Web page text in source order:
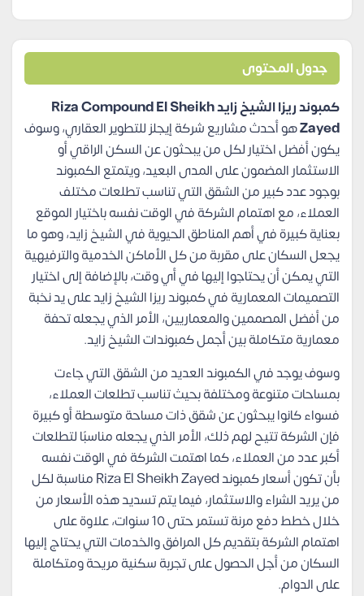
جدول المحتوى
كمبوند ريزا الشيخ زايد Riza Compound El Sheikh
Zayedهو أحدث مشاريع شركة إيجلز للتطوير العقاري، وسوف
يكون أفضل اختيار لكل من يبحثون عن السكن الراقي أو
الاستثمار المضمون على المدى البعيد، ويتمتع الكمبوند
بوجود عدد كبير من الشقق التي تناسب تطلعات مختلف
العملاء، مع اهتمام الشركة في الوقت نفسه باختيار الموقع
بعناية كبيرة في أهم المناطق الحيوية في الشيخ زايد، وهو ما
يجعل السكان على مقربة من كل الأماكن الخدمية والترفيهية
التي يمكن أن يحتاجوا إليها في أي وقت، بالإضافة إلى اختيار
التصميمات المعمارية في كمبوند ريزا الشيخ زايد على يد نخبة
من أفضل المصممين والمعماريين، الأمر الذي يجعله تحفة
معمارية متكاملة بين أجمل كمبوندات الشيخ زايد.
وسوف يوجد في الكمبوند العديد من الشقق التي جاءت
بمساحات متنوعة ومختلفة بحيث تناسب تطلعات العملاء،
فسواء كانوا يبحثون عن شقق ذات مساحة متوسطة أو كبيرة
فإن الشركة تتيح لهم ذلك، الأمر الذي يجعله مناسبًا لتطلعات
أكبر عدد من العملاء، كما اهتمت الشركة في الوقت نفسه
بأن تكون أسعار كمبوند Riza El Sheikh Zayed مناسبة لكل
من يريد الشراء والاستثمار، فيما يتم تسديد هذه الأسعار من
خلال خطط دفع مرنة تستمر حتى 10 سنوات، علاوة على
اهتمام الشركة بتقديم كل المرافق والخدمات التي يحتاج إليها
السكان من أجل الحصول على تجربة سكنية مريحة ومتكاملة
على الدوام.